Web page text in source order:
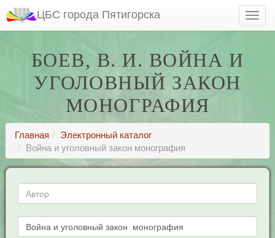
ЦБС города Пятигорска
БОЕВ, В. И. ВОЙНА И
УГОЛОВНЫЙ ЗАКОН
МОНОГРАФИЯ
Главная
Электронный каталог
Война и уголовный закон монография